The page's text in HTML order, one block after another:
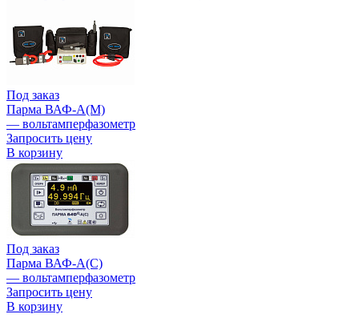
Под заказ
Парма ВАФ-А(М)
— вольтамперфазометр
Запросить цену
В корзину
Под заказ
Парма ВАФ-А(С)
— вольтамперфазометр
Запросить цену
В корзину